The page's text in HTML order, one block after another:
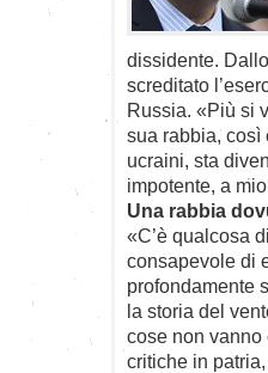
dissidente.
screditato
Russia. «Più si
sua rabbia, così
ucraini, sta
impotente, a
Una rabbia
«C’è qualcosa
consapevole di
profondamente
la storia del
cose non vanno
critiche in